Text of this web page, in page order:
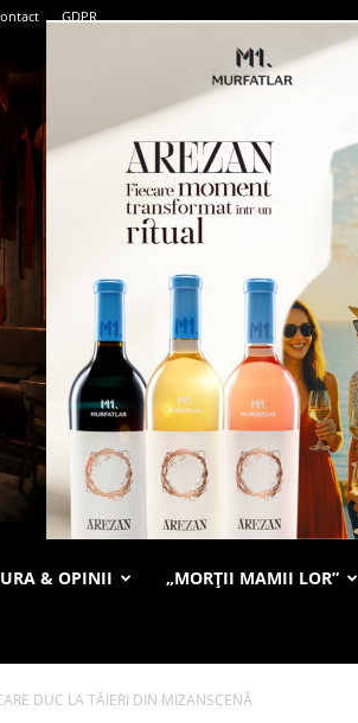
GDPR
& OPINII „MORȚII MAMII LOR”
DUC LA TĂIERI DIN MIZANSCENĂ